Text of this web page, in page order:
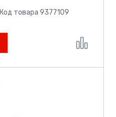
Код товара 9377109